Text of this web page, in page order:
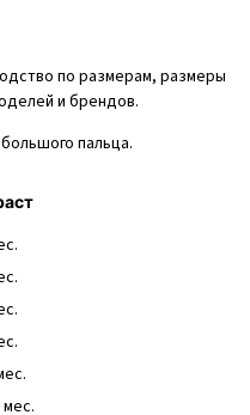
по размерам, размеры
и брендов.
пальца.